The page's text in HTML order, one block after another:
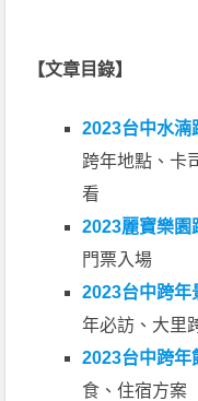
【文章目錄】
2023台中水湳
跨年地點、卡
看
2023麗寶樂園
門票入場
2023台中跨年
年必訪、大里
2023台中跨年
食、住宿方案